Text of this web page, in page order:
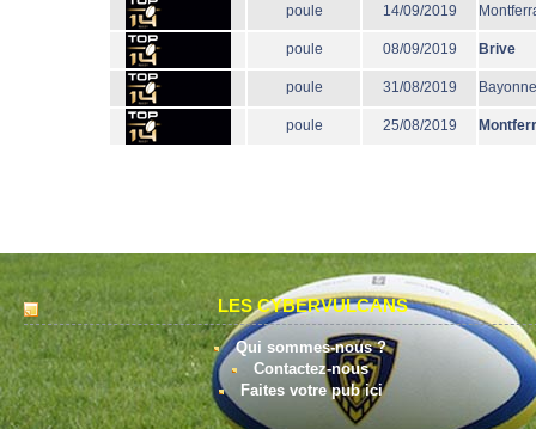
poule 14/09/2019
poule 08/09/2019 Brive
poule 31/08/2019 Bayonne
poule 25/08/2019
LES CYBERVULCANS
Qui sommes-nous ?
Contactez-nous
Faites votre pub ici